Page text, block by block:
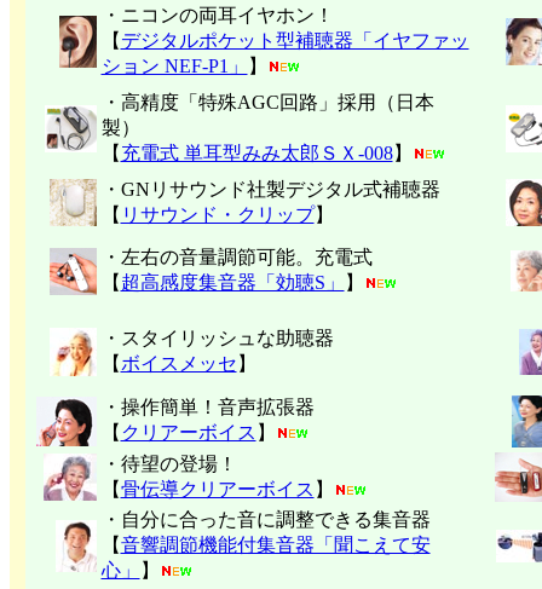
・ニコンの両耳イヤホン！
【 デジタルポケット型補聴器「イヤファッ
ション NEF-P1」
】
・高精度「特殊AGC回路」採用（日本
製）
【 充電式 単耳型みみ太郎ＳＸ-008】
・GNリサウンド社製デジタル式補聴器
【 リサウンド・クリップ】
・左右の音量調節可能。充電式
【 超高感度集音器「効聴S」 】
・スタイリッシュな助聴器
【 ボイスメッセ 】
・操作簡単！音声拡張器
【 クリアーボイス 】
・待望の登場！
【骨伝導クリアーボイス 】
・自分に合った音に調整できる集音器
【音響調節機能付集音器「聞こえて安
心」
】